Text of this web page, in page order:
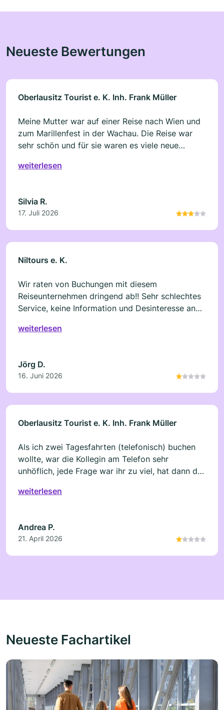
Neueste Bewertungen
Oberlausitz Tourist e. K. Inh. Frank Müller
Meine Mutter war auf einer Reise nach Wien und
zum Marillenfest in der Wachau. Die Reise war
sehr schön und für sie waren es viele neue
unfreundliche Art und Weise. Auch am Telefon
Solche Beträge sollten im Reisepreis mit
enthalten sein. Wir können das Reiseunternehmen
nicht weiter empfehlen.
weiterlesen
Silvia R.
17. Juli 2026
Niltours e. K.
Wir raten von Buchungen mit diesem
Reiseunternehmen dringend ab!! Sehr schlechtes
Service, keine Information und Desinteresse an
weiterlesen
Jörg D.
16. Juni 2026
Oberlausitz Tourist e. K. Inh. Frank Müller
Als ich zwei Tagesfahrten (telefonisch) buchen
wollte, war die Kollegin am Telefon sehr
unhöflich, jede Frage war ihr zu viel, hat dann das
muss ja nicht mit dem Unternehmen reisen, es
weiterlesen
Andrea P.
21. April 2026
Neueste Fachartikel